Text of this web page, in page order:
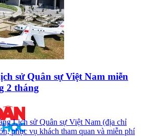
sử Quân sự Việt Nam miễn
2 tháng
Lịch sử Quân sự Việt Nam (địa chỉ
phục vụ khách tham quan và miễn phí